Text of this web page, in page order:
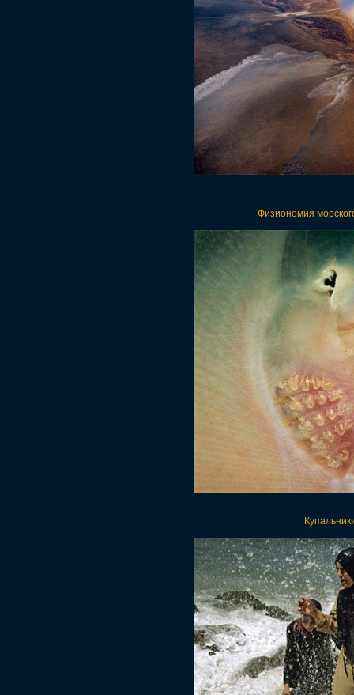
Физиономия